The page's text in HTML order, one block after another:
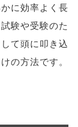
に効率よく長
験や受験のた
て頭に叩き込
の方法です。